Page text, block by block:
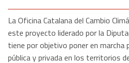
La Oficina Catalana del Cambio
este proyecto liderado por la
tiene por objetivo poner en marcha
pública y privada en los territorios